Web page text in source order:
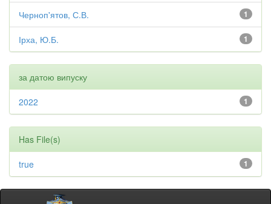
1
Черноп'ятов, С.В.
1
Ірха, Ю.Б.
за датою випуску
1
2022
Has File(s)
1
true